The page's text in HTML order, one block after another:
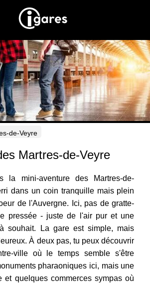
Recherche
Location de voiture
Hôtels
Taxis
de-Veyre
Martres-de-Veyre
la mini-aventure des Martres-de-
dans un coin tranquille mais plein
de l'Auvergne. Ici, pas de gratte-
pressée - juste de l'air pur et une
souhait. La gare est simple, mais
À deux pas, tu peux découvrir
ville où le temps semble s'être
pharaoniques ici, mais une
et quelques commerces sympas où